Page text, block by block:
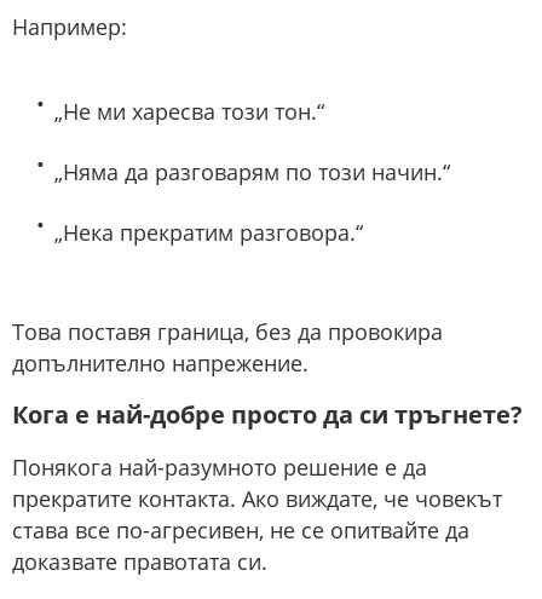
Например:
„Не ми харесва този тон.“
„Няма да разговарям по този начин.“
„Нека прекратим разговора.“
Това поставя граница, без да провокира
допълнително напрежение.
Кога е най-добре просто да си тръгнете?
Понякога най-разумното решение е да
прекратите контакта. Ако виждате, че човекът
става все по-агресивен, не се опитвайте да
доказвате правотата си.